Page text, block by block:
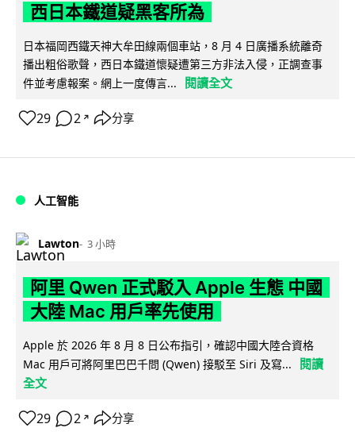
西日本鐵道疑黑客所為
日本福岡西鐵天神大牟田線兩個車站，8 月 4 日廣播系統離奇
播出粗俗歌聲，西日本鐵道懷疑遭第三方非法入侵，正調查事
件並考慮報案。網上一度傳言...
閱讀全文
29 2 ↗ 分享
人工智能
Lawton 3 小時
阿里 Qwen 正式駁入 Apple 生態 中國
大陸 Mac 用戶率先使用
Apple 於 2026 年 8 月 8 日公布指引，確認中國大陸合資格
Mac 用戶可將阿里巴巴千問 (Qwen) 接駁至 Siri 及寫...
閱讀
全文
29 2 ↗ 分享